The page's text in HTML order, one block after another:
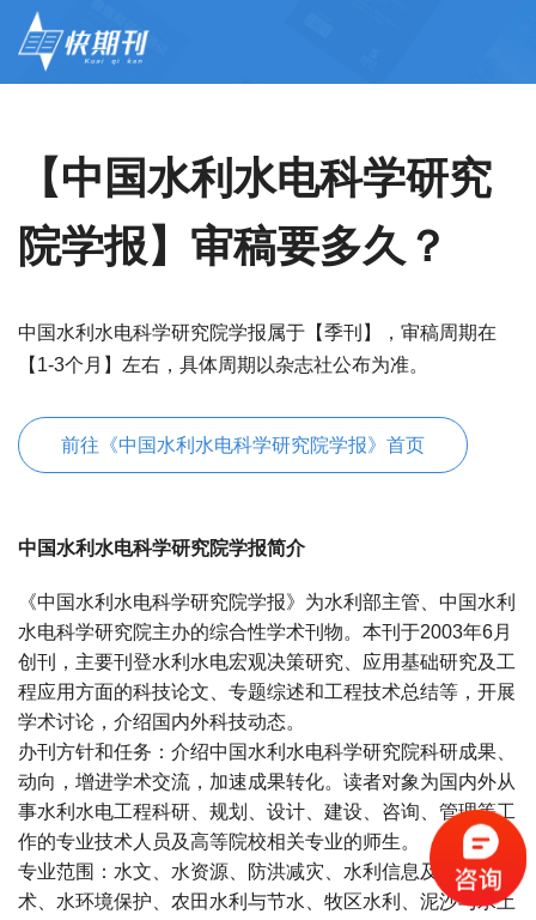
【中国水利水电科学研究
院学报】审稿要多久？
中国水利水电科学研究院学报属于【季刊】，审稿周期在
【1-3个月】左右，具体周期以杂志社公布为准。
前往《中国水利水电科学研究院学报》首页
中国水利水电科学研究院学报简介
《中国水利水电科学研究院学报》为水利部主管、中国水利
水电科学研究院主办的综合性学术刊物。本刊于2003年6月
创刊，主要刊登水利水电宏观决策研究、应用基础研究及工
程应用方面的科技论文、专题综述和工程技术总结等，开展
学术讨论，介绍国内外科技动态。
办刊方针和任务：介绍中国水利水电科学研究院科研成果、
动向，增进学术交流，加速成果转化。读者对象为国内外从
事水利水电工程科研、规划、设计、建设、咨询、管理等工
作的专业技术人员及高等院校相关专业的师生。
专业范围：水文、水资源、防洪减灾、水利信息及遥感技
术、水环境保护、农田水利与节水、牧区水利、泥沙与水土